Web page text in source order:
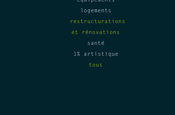
logements
restructurations
et rénovations
santé
1% artistique
tous